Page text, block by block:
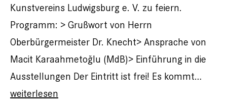
Kunstvereins Ludwigsburg e. V. zu feiern.
Programm: > Grußwort von Herrn
Oberbürgermeister Dr. Knecht> Ansprache von
Macit Karaahmetoğlu (MdB)> Einführung in die
Ausstellungen Der Eintritt ist frei! Es kommt…
Müller
weiterlesen